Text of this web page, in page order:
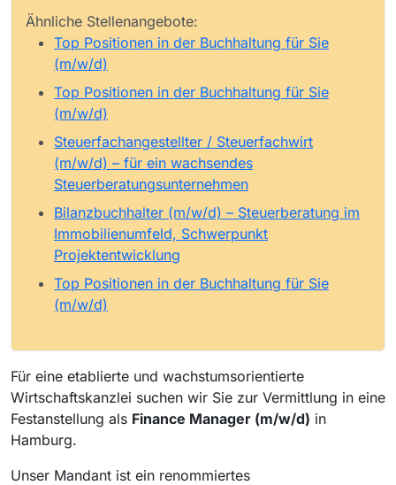
Ähnliche Stellenangebote:
Top Positionen in der Buchhaltung für Sie
(m/w/d)
Top Positionen in der Buchhaltung für Sie
(m/w/d)
Steuerfachangestellter / Steuerfachwirt
(m/w/d) – für ein wachsendes
Steuerberatungsunternehmen
Bilanzbuchhalter (m/w/d) – Steuerberatung im
Immobilienumfeld, Schwerpunkt
Projektentwicklung
Top Positionen in der Buchhaltung für Sie
(m/w/d)
Für eine etablierte und wachstumsorientierte
Wirtschaftskanzlei suchen wir Sie zur Vermittlung in eine
Festanstellung als Finance Manager (m/w/d) in
Hamburg.
Unser Mandant ist ein renommiertes